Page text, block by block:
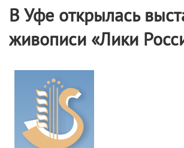
В Уфе открылась
живописи «Лики